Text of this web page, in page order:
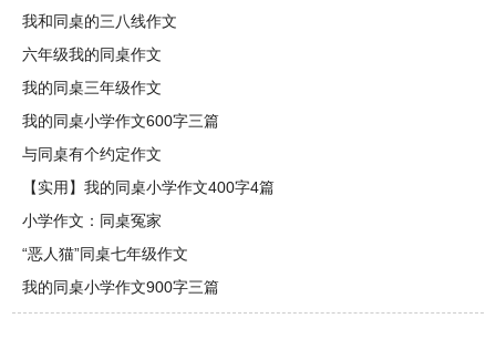
我和同桌的三八线作文
六年级我的同桌作文
我的同桌三年级作文
我的同桌小学作文600字三篇
与同桌有个约定作文
【实用】我的同桌小学作文400字4篇
小学作文：同桌冤家
“恶人猫”同桌七年级作文
我的同桌小学作文900字三篇